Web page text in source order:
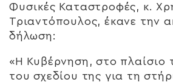
Φυσικές Καταστροφές, κ.
Τριαντόπουλος, έκανε την
δήλωση:
«Η Κυβέρνηση, στο πλαίσιο
του σχεδίου της για τη